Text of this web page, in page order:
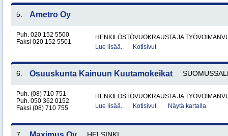
5. Ametro Oy
Puh. 020 152 5500
Faksi 020 152 5501
HENKILÖSTÖVUOKRAUSTA JA
Lue lisää..
Kotisivut
6. Osuuskunta Kainuun Kuutamokeikat
Puh. (08) 710 751
Puh. 050 362 0152
Faksi (08) 710 755
HENKILÖSTÖVUOKRAUSTA JA
Lue lisää..
Kotisivut Näytä kartalla